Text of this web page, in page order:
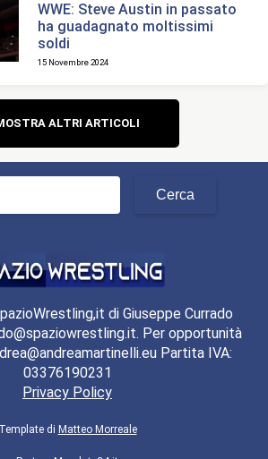
WWE: Steve Austin in passato
ha guadagnato moltissimi
soldi
15 Novembre 2024
ALTRI ARTICOLI
di Giuseppe Currado
Per opportunità
Partita IVA:
03376190231
Privacy Policy
Template di Matteo Morreale